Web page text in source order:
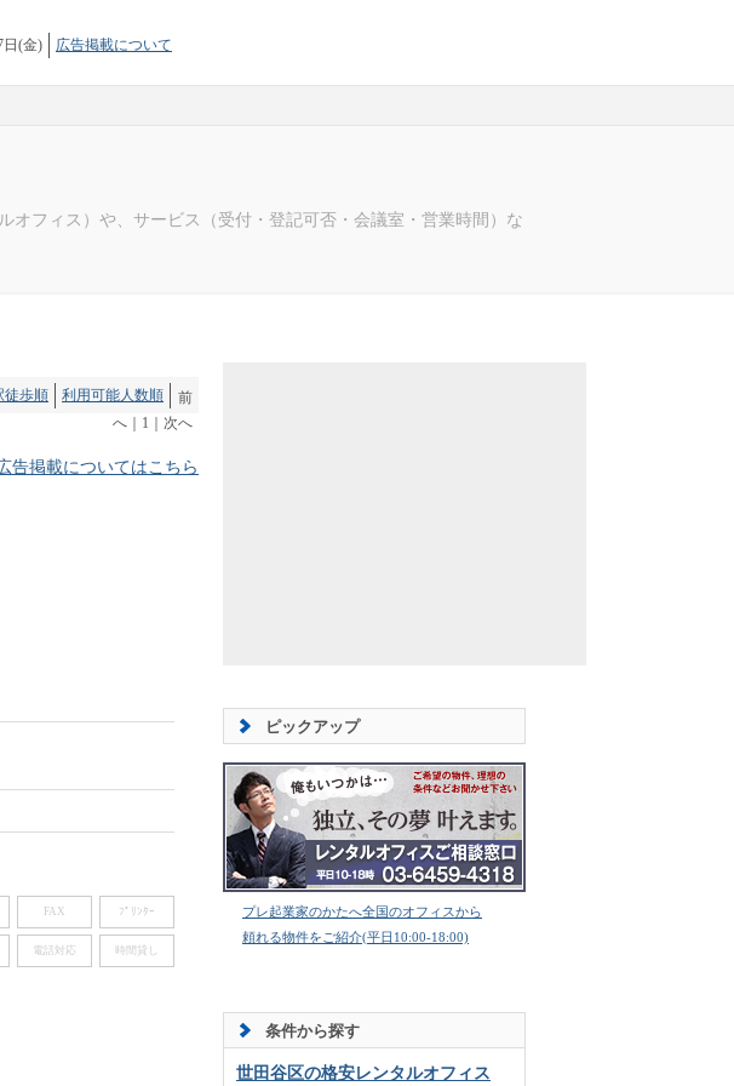
日(金) 広告掲載について
フィス）や、サービス（受付・登記可否・会議室・営業時間）な
徒歩順
利用可能人数順
前
へ
1 次へ
告掲載についてはこちら
FAX ﾌﾟﾘﾝﾀｰ
電話対応 時間貸し
ピックアップ
プレ起業家のかたへ全国のオフィスから
頼れる物件をご紹介(平日10:00-18:00)
条件から探す
世田谷区の格安レンタルオフィス